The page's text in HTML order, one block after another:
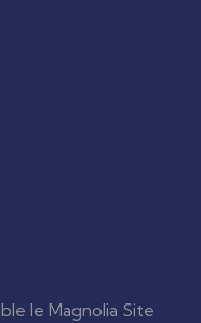
le Magnolia Site